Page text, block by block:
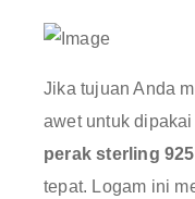
Jika tujuan Anda
awet untuk
perak sterling 925
tepat. Logam ini